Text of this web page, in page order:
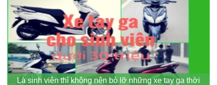
Là sinh viên thì không nên bỏ lỡ những xe tay ga thời